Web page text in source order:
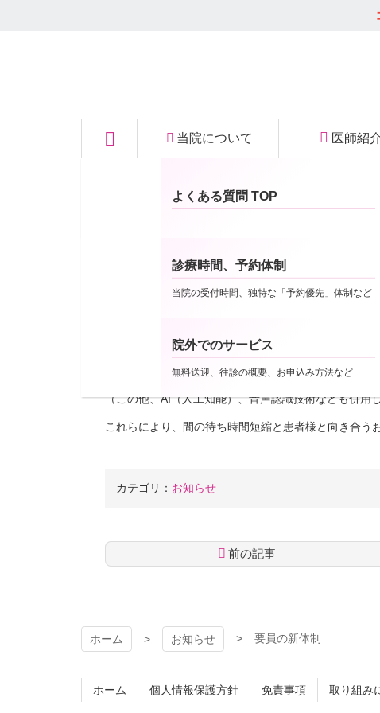
秩父の眼科｜医療法
眼科クリニック
当院について
当院についてTOP
医師紹
よくある質問 TOP
診療時間、予約体制
当院の受付時間、独特な「予約優先」体制など
院外でのサービス
無料送迎、往診の概要、お申込み方法など
お知らせ
要員の新体制
10/2から当院職員の要員増強を図りました。
＜新体制の具体例＞
・院長の診察中にコンピュータ入力作業を院長以外の
・新職員を含め電話応対可能な要員の増強
（この他、AI（人工知能）、音声認識技術なども併用
これらにより、間の待ち時間短縮と患者様と向き合う
カテゴリ： お知らせ
前の記事
ン
ツ
の
先ホーム お知らせ 要員の新体制
ホーム 個人情報保護方針 免責事項 取り組み